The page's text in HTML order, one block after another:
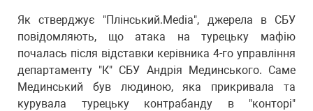
Як стверджує "Плінський.Media", джерела в СБУ
повідомляють, що атака на турецьку мафію
почалась після відставки керівника 4-го управління
департаменту "К" СБУ Андрія Мединського. Саме
Мединський був людиною, яка прикривала та
курувала турецьку контрабанду в "конторі"